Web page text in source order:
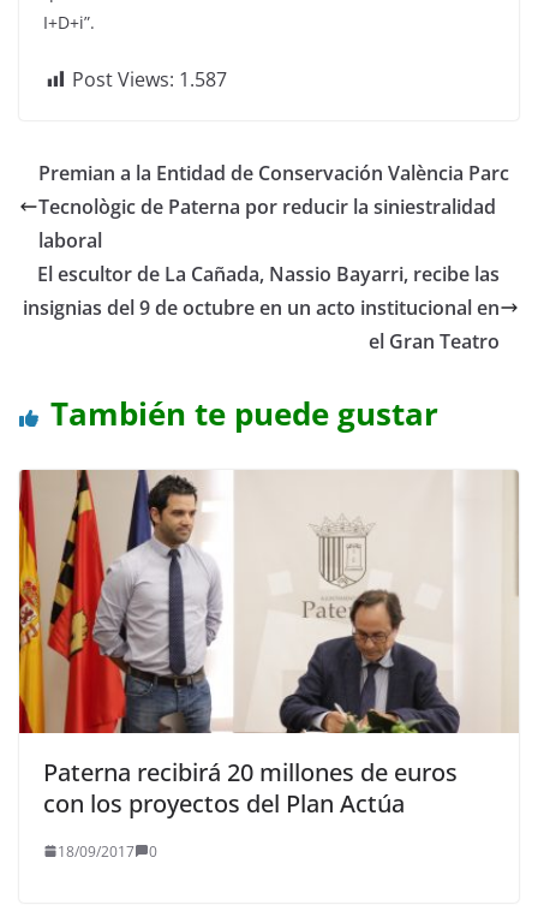
I+D+i”.
Post Views: 1.587
Premian a la Entidad de Conservación València Parc
Tecnològic de Paterna por reducir la siniestralidad
laboral
El escultor de La Cañada, Nassio Bayarri, recibe las
insignias del 9 de octubre en un acto institucional en
el Gran Teatro
También te puede gustar
Paterna recibirá 20 millones de euros
con los proyectos del Plan Actúa
18/09/2017 0